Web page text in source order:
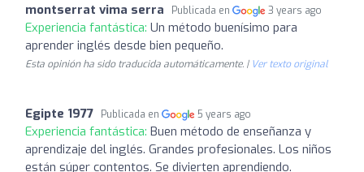
montserrat vima serra Publicada en 3 years ago
Experiencia fantástica: Un método buenísimo para
aprender inglés desde bien pequeño.
Esta opinión ha sido traducida automáticamente. | Ver texto original
Egipte 1977 Publicada en 5 years ago
Experiencia fantástica: Buen método de enseñanza y
aprendizaje del inglés. Grandes profesionales. Los niños
están súper contentos. Se divierten aprendiendo.